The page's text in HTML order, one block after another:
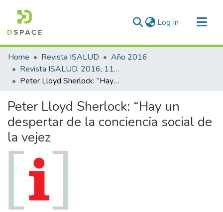
Log In (current)
Communities & Collections
All of DSpace
Statistics
Home Revista ISALUD
Año 2016
Revista ISALUD, 2016, 11(54)
Peter Lloyd Sherlock: “Hay un despertar de la conciencia social de la vejez
Peter Lloyd Sherlock: “Hay un
despertar de la conciencia social de
la vejez